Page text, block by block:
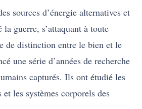
sources d’énergie alternatives et
la guerre, s’attaquant à toute
de distinction entre le bien et le
une série d’années de recherche
capturés. Ils ont étudié les
et les systèmes corporels des